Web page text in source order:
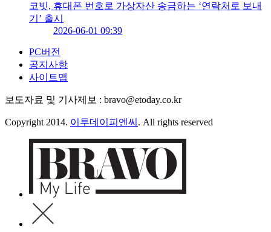
코빗, 휴대폰 번호로 가상자산 송금하는 ‘연락처로 보내
기’ 출시
2026-06-01 09:39
PC버전
공지사항
사이트맵
보도자료 및 기사제보 : bravo@etoday.co.kr
Copyright 2014. 이투데이피엔씨 . All rights reserved